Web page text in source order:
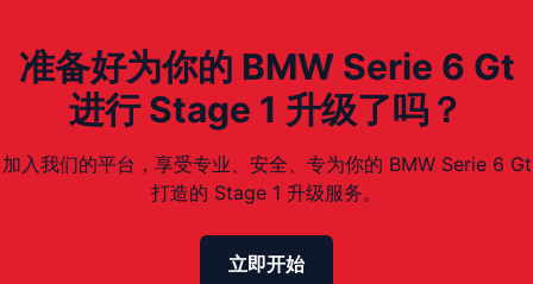
准备好为你的 BMW Serie 6 Gt
进行 Stage 1 升级了吗？
加入我们的平台，享受专业、安全、专为你的 BMW Serie 6 Gt
打造的 Stage 1 升级服务。
立即开始